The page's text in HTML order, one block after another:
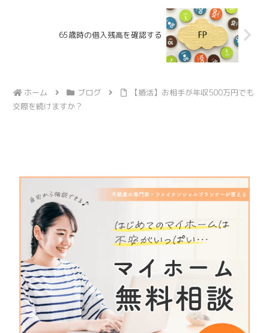
65歳時の借入残高を確認する
ホーム ブログ
【婚活】お相手が年収500万円でも
交際を続けますか？